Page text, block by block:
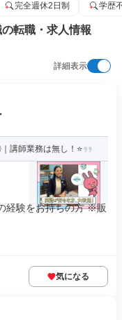
完全週休2日制 学歴
転職・求人情報
詳細表示
講師業務は無し！⭐
経験をお持ちの方 ※販
気になる